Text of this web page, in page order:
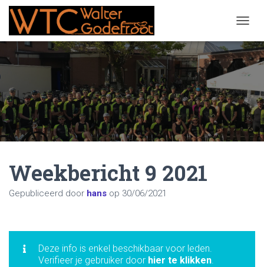
Weekbericht 9 2021
Gepubliceerd door hans op 30/06/2021
Deze info is enkel beschikbaar voor leden.
Verifieer je gebruiker door hier te klikken.